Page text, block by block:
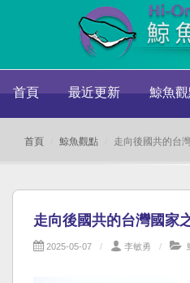
首頁 最近更新 鯨魚
首頁 鯨魚觀點 走向後國共的台
走向後國共的台灣國家
2025-05-07 李敏勇